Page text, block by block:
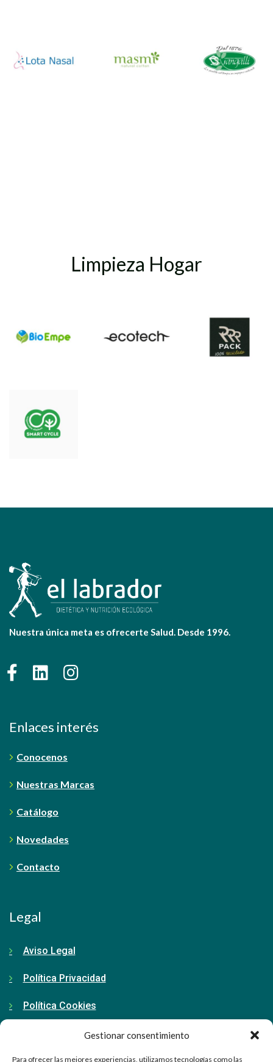
Gestionar consentimiento
Para ofrecer las mejores experiencias, utilizamos tecnologías como las
Limpieza Hogar
Nuestra única meta es ofrecerte Salud. Desde 1996.
Enlaces interés
Conocenos
Nuestras Marcas
Catálogo
Novedades
Contacto
Legal
Aviso Legal
Política Privacidad
Política Cookies